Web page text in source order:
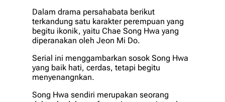
Dalam drama persahabata berikut
terkandung satu karakter perempuan yang
begitu ikonik, yaitu Chae Song Hwa yang
diperanakan oleh Jeon Mi Do.
Serial ini menggambarkan sosok Song Hwa
yang baik hati, cerdas, tetapi begitu
menyenangnkan.
Song Hwa sendiri merupakan seorang